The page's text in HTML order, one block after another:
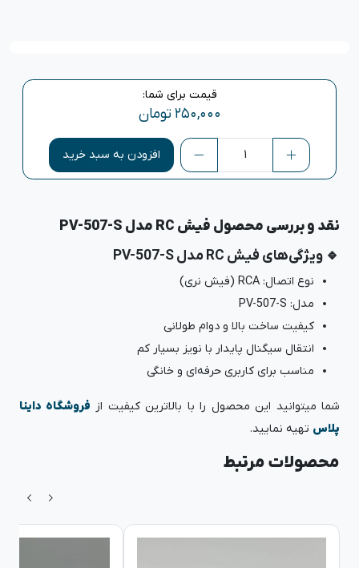
قیمت برای شما:
۲۵۰,۰۰۰تومان
افزودن به سبد خرید
نقد و بررسی محصول فیش RC مدل PV-507-S
🔹 ویژگی‌های فیش RC مدل PV-507-S
نوع اتصال: RCA (فیش نری)
مدل: PV-507-S
کیفیت ساخت بالا و دوام طولانی
انتقال سیگنال پایدار با نویز بسیار کم
مناسب برای کاربری حرفه‌ای و خانگی
شما میتوانید این محصول را با بالاترین کیفیت از فروشگاه داینا
پلاس تهیه نمایید.
محصولات مرتبط